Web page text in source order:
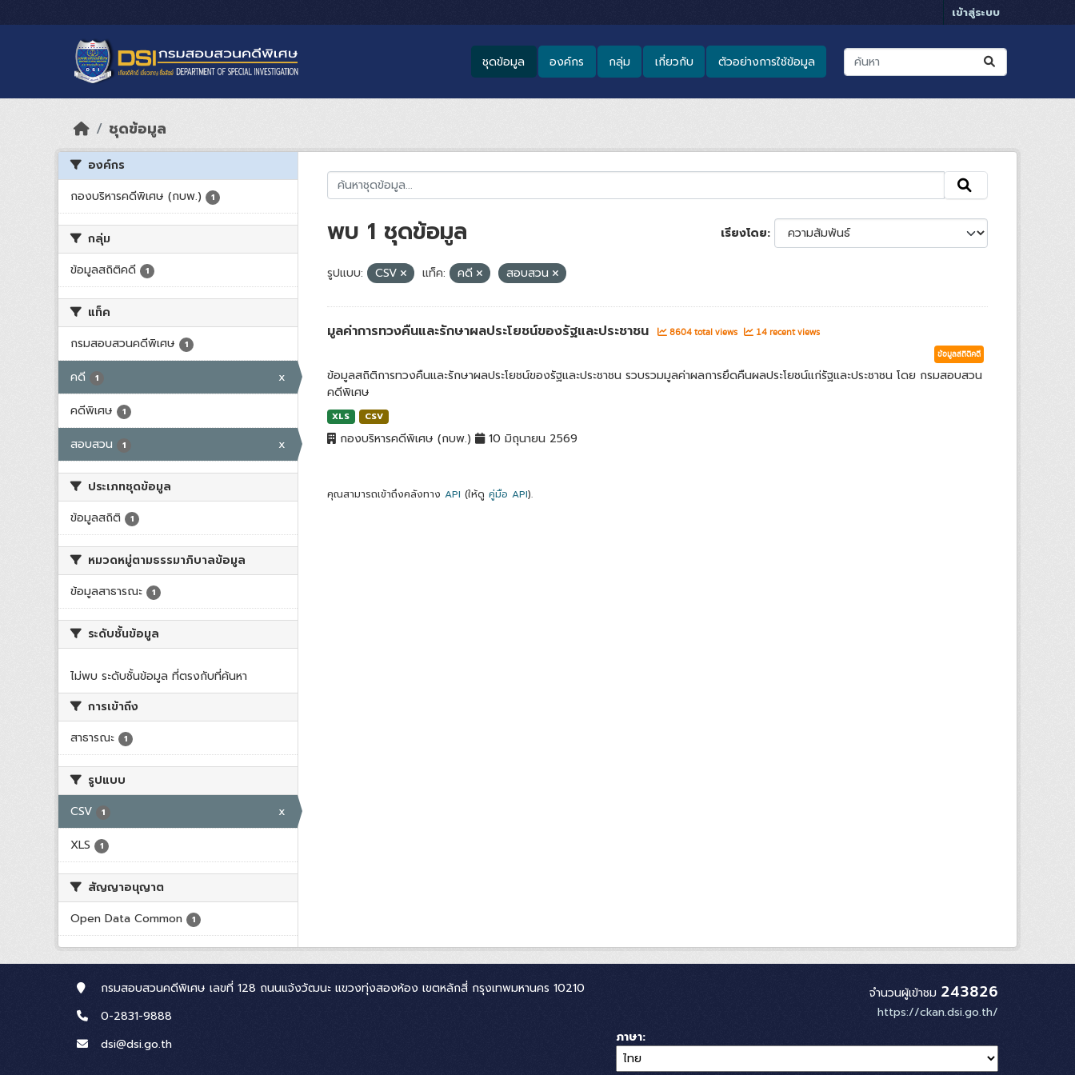
เข้าสู่ระบบ
ชุดข้อมูล องค์กร กลุ่ม เกี่ยวกับ ตัวอย่างการใช้ข้อมูล
ชุดข้อมูล
องค์กร
กองบริหารคดีพิเศษ (กบพ.)
1
กลุ่ม
ข้อมูลสถิติคดี
1
แท็ค
กรมสอบสวนคดีพิเศษ
1
คดี 1
x
คดีพิเศษ
1
สอบสวน 1 x
ประเภทชุดข้อมูล
ข้อมูลสถิติ
1
หมวดหมู่ตามธรรมาภิบาลข้อมูล
ข้อมูลสาธารณะ
1
ระดับชั้นข้อมูล
ไม่พบ ระดับชั้นข้อมูล ที่ตรงกับที่ค้นหา
การเข้าถึง
สาธารณะ
1
รูปแบบ
CSV
1
x
XLS
1
สัญญาอนุญาต
Open Data Common
1
เรียงโดย
พบ 1 ชุดข้อมูล
รูปแบบ: CSV แท็ค: คดี สอบสวน
มูลค่าการทวงคืนและรักษาผลประโยชน์ของรัฐและประชาชน 8604 total views 14 recent views
ข้อมูลสถิติคดี
ข้อมูลสถิติการทวงคืนและรักษาผลประโยชน์ของรัฐและประชาชน รวบรวมมูลค่าผลการยึดคืนผลประโยชน์แก่รัฐและประชาชน โดย กรมสอบสวน
คดีพิเศษ
XLS CSV
กองบริหารคดีพิเศษ (กบพ.) 10 มิถุนายน 2569
คุณสามารถเข้าถึงคลังทาง API (ให้ดู คู่มือ API).
กรมสอบสวนคดีพิเศษ เลขที่ 128 ถนนแจ้งวัฒนะ แขวงทุ่งสองห้อง เขตหลักสี่ กรุงเทพมหานคร 10210
0-2831-9888
dsi@dsi.go.th
จำนวนผู้เข้าชม 243826
https://ckan.dsi.go.th/
ภาษา